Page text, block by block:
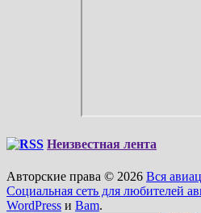
Неизвестная лента
Авторские права © 2026 Вся
Социальная сеть для любителей
WordPress и Bam.